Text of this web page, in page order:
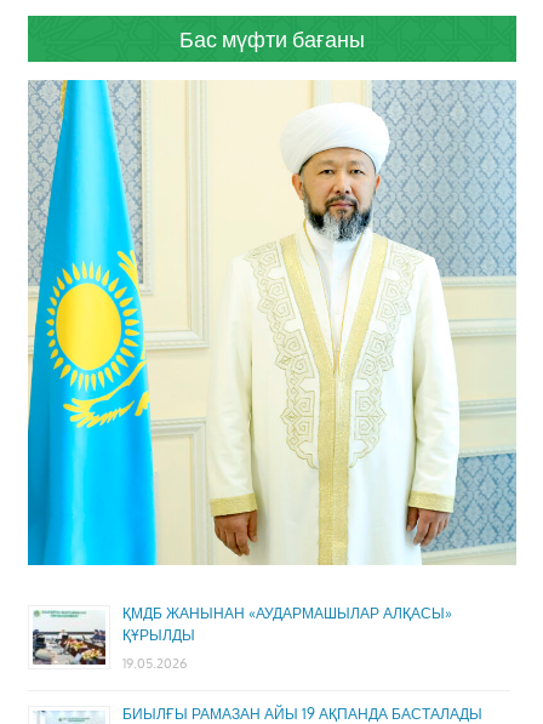
Бас мүфти бағаны
ҚМДБ ЖАНЫНАН «АУДАРМАШЫЛАР АЛҚАСЫ»
ҚҰРЫЛДЫ
19.05.2026
БИЫЛҒЫ РАМАЗАН АЙЫ 19 АҚПАНДА БАСТАЛАДЫ